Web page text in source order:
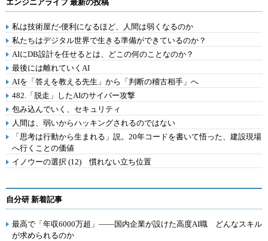
エンジニアライフ 最新の投稿
私は技術屋だ-便利になるほど、人間は弱くなるのか
私たちはデジタル世界で生きる準備ができているのか？
AIにDB設計を任せるとは、どこの何のことなのか？
最後には離れていくAI
AIを「答えを教える先生」から「判断の稽古相手」へ
482.「脱走」したAIのサイバー攻撃
包み込んでいく、セキュリティ
人間は、弱いからハッキングされるのではない
「思考は行動から生まれる」説。20年コードを書いて悟った、建設現場
へ行くことの価値
イノウーの選択 (12) 慣れない立ち位置
自分研 新着記事
最高で「年収6000万超」――国内企業が設けた高度AI職 どんなスキル
が求められるのか